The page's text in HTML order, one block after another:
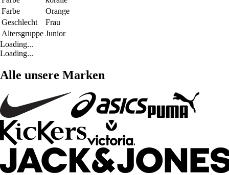
Farbe
Orange
Geschlecht
Frau
Altersgruppe Junior
Loading...
Loading...
Alle unsere Marken